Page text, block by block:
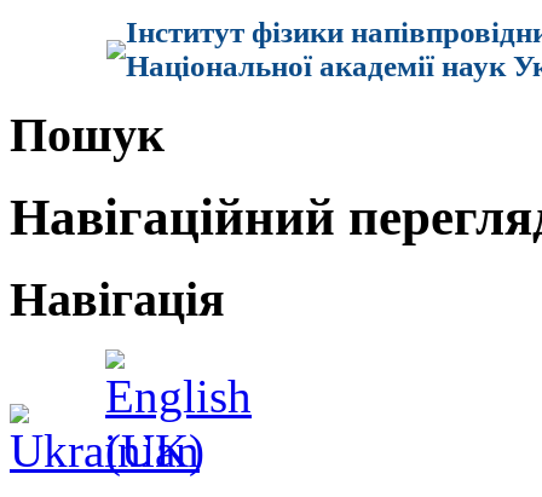
Інститут фізики
Національної академії наук
Пошук
Навігаційний
Навігація